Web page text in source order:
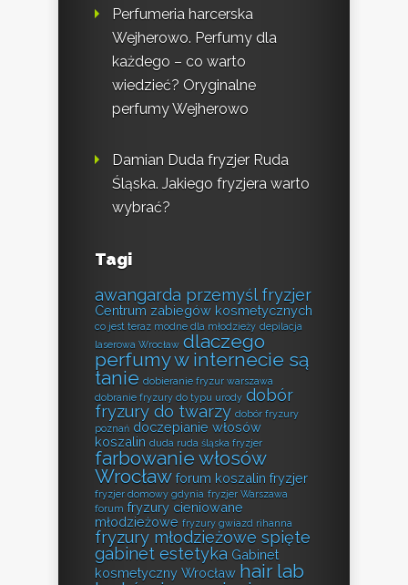
Perfumeria harcerska
Wejherowo. Perfumy dla
każdego – co warto
wiedzieć? Oryginalne
perfumy Wejherowo
Damian Duda fryzjer Ruda
Śląska. Jakiego fryzjera warto
wybrać?
Tagi
awangarda przemyśl fryzjer
Centrum zabiegów kosmetycznych
co jest teraz modne dla młodzieży depilacja
laserowa Wrocław dlaczego
perfumy w internecie są
tanie dobieranie fryzur warszawa
dobranie fryzury do typu urody dobór
fryzury do twarzy dobór fryzury
poznań doczepianie włosów
koszalin duda ruda śląska fryzjer
farbowanie włosów
Wrocław forum koszalin fryzjer
fryzjer domowy gdynia fryzjer Warszawa
forum fryzury cieniowane
młodzieżowe fryzury gwiazd rihanna
fryzury młodzieżowe spięte
gabinet estetyka Gabinet
kosmetyczny Wrocław hair lab